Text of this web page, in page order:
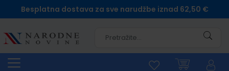
Besplatna dostava za sve narudžbe iznad 62,50 €